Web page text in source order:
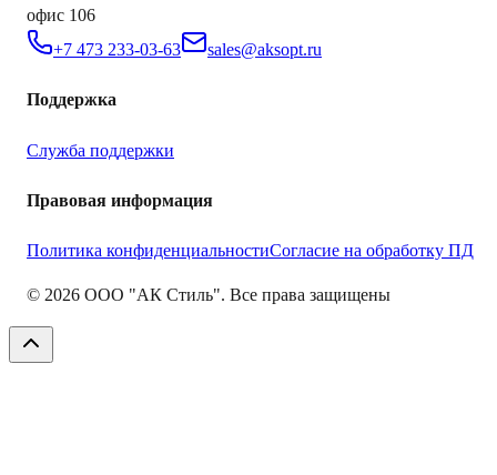
офис 106
+7 473 233-03-63
sales@aksopt.ru
Поддержка
Служба поддержки
Правовая информация
Политика конфиденциальностиСогласие на обработку ПД
© 2026 ООО "АК Стиль". Все права защищены